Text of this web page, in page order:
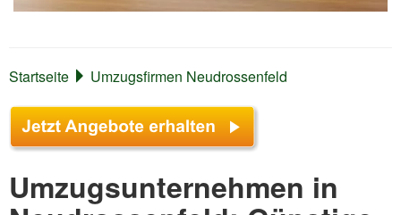
Startseite Umzugsfirmen Neudrossenfeld
Umzugsunternehmen in